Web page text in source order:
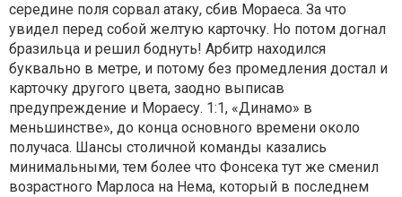
середине поля сорвал атаку, сбив Мораеса. За что
увидел перед собой желтую карточку. Но потом догнал
бразильца и решил боднуть! Арбитр находился
буквально в метре, и потому без промедления достал и
карточку другого цвета, заодно выписав
предупреждение и Мораесу. 1:1, «Динамо» в
меньшинстве», до конца основного времени около
получаса. Шансы столичной команды казались
минимальными, тем более что Фонсека тут же сменил
возрастного Марлоса на Нема, который в последнем